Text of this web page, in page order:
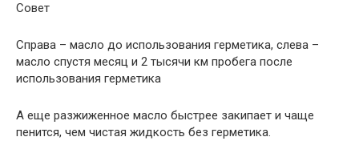
Совет
Справа – масло до использования герметика, слева –
масло спустя месяц и 2 тысячи км пробега после
использования герметика
А еще разжиженное масло быстрее закипает и чаще
пенится, чем чистая жидкость без герметика.